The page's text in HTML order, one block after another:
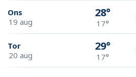
Ons
19 aug
28°
17°
Tor
20 aug
29°
17°